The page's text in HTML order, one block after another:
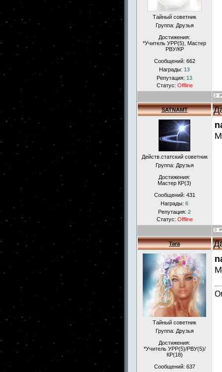
Тайный советник
Группа: Друзья
Достижения:
*Учитель УРР(5), Маcтер
РВУ/КР
Сообщений: 662
Награды: 13
Репутация: 13
Статус: Offline
SATNAMT
Действ.статский советник
Группа: Друзья
Достижения:
Мастер КР(3)
Сообщений: 431
Награды: 6
Репутация: 2
Статус: Offline
Tara
Тайный советник
Группа: Друзья
Достижения:
*Учитель УРР(5)/РВУ(5)/
КР(18)
Сообщений: 637